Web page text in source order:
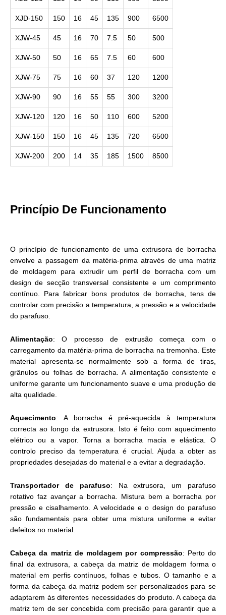
XJD-150 150 16 45 135 900 6500
XJW-45 45 16 70 7.5 50 500
XJW-50 50 16 65 7.5 60 600
XJW-75 75 16 60 37 120 1200
XJW-90 90 16 55 55 300 3200
XJW-120 120 16 50 110 600 5200
XJW-150 150 16 45 135 720 6500
XJW-200 200 14 35 185 1500 8500
Princípio De Funcionamento
O princípio de funcionamento de uma extrusora de borracha
envolve a passagem da matéria-prima através de uma matriz
de moldagem para extrudir um perfil de borracha com um
design de secção transversal consistente e um comprimento
contínuo. Para fabricar bons produtos de borracha, tens de
controlar com precisão a temperatura, a pressão e a velocidade
do parafuso.
Alimentação: O processo de extrusão começa com o
carregamento da matéria-prima de borracha na tremonha. Este
material apresenta-se normalmente sob a forma de tiras,
grânulos ou folhas de borracha. A alimentação consistente e
uniforme garante um funcionamento suave e uma produção de
alta qualidade.
Aquecimento: A borracha é pré-aquecida à temperatura
correcta ao longo da extrusora. Isto é feito com aquecimento
elétrico ou a vapor. Torna a borracha macia e elástica. O
controlo preciso da temperatura é crucial. Ajuda a obter as
propriedades desejadas do material e a evitar a degradação.
Transportador de parafuso: Na extrusora, um parafuso
rotativo faz avançar a borracha. Mistura bem a borracha por
pressão e cisalhamento. A velocidade e o design do parafuso
são fundamentais para obter uma mistura uniforme e evitar
defeitos no material.
Cabeça da matriz de moldagem por compressão: Perto do
final da extrusora, a cabeça da matriz de moldagem forma o
material em perfis contínuos, folhas e tubos. O tamanho e a
forma da cabeça da matriz podem ser personalizados para se
adaptarem às diferentes necessidades do produto. A cabeça da
matriz tem de ser concebida com precisão para garantir que a